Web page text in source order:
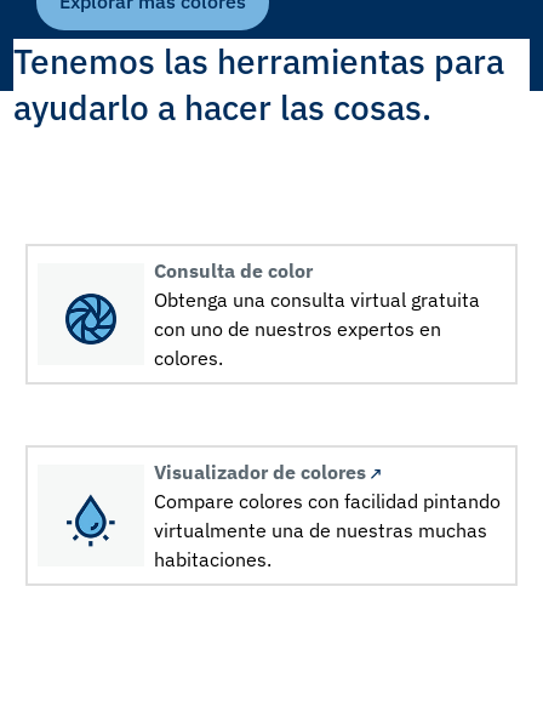
Tenemos las herramientas para
ayudarlo a hacer las cosas.
Consulta de color
Obtenga una consulta virtual gratuita
con uno de nuestros expertos en
colores.
Visualizador de colores
Compare colores con facilidad pintando
virtualmente una de nuestras muchas
habitaciones.